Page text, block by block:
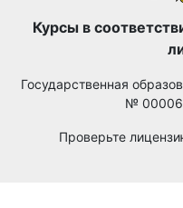
Курсы в
Государственная
№
Проверьте